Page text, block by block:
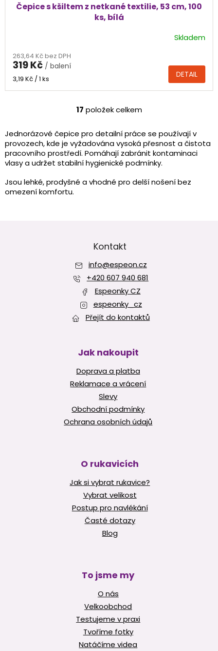
Čepice s kšiltem z netkané textilie, 53 cm, 100
ks, bílá
Skladem
263,64 Kč bez DPH
319 Kč / balení
Měrná
3,19 Kč / 1 ks DETAIL
O
l
á
d
a
c
í
p
ý
p
i
s
u
17 položek celkem
Jednorázové čepice pro detailní práce se používají v
provozech, kde je vyžadována vysoká přesnost a čistota
pracovního prostředí. Pomáhají zabránit kontaminaci
vlasy a udržet stabilní hygienické podmínky.
Jsou lehké, prodyšné a vhodné pro delší nošení bez
omezení komfortu.
Kontakt
info@espeon.cz
+420 607 940 681
Espeonky CZ
espeonky_cz
Přejít do kontaktů
Jak nakoupit
Doprava a platba
Reklamace a vrácení
Slevy
Obchodní podmínky
Ochrana osobních údajů
O rukavicích
Jak si vybrat rukavice?
Vybrat velikost
Postup pro navlékání
Časté dotazy
Blog
To jsme my
O nás
Velkoobchod
Testujeme v praxi
Tvoříme fotky
Natáčíme videa